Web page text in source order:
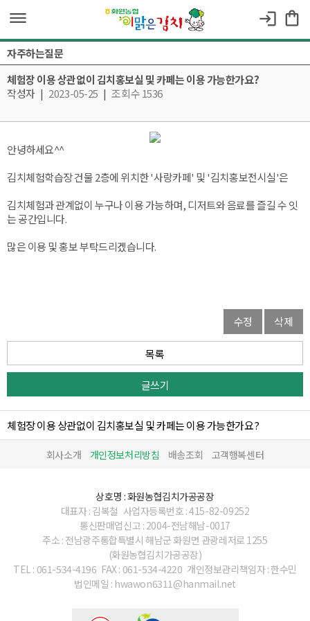
dehaze login shopping_bag
자주하는질문
체험장 이용 상관없이 김치홍보실 및 카페는 이용 가능한가요?
작성자 | 2023-05-25 | 조회수 1536
안녕하세요^^
김치체험학습장 건물 2층에 위치한 '사랑카페' 및 '김치홍보전시실'은
김치체험과 관계없이 누구나 이용 가능하며, 디저트와 음료를 즐길 수 잇
는 공간입니다.
많은 이용 및 홍보 부탁드리겠습니다.
수정 삭제
목록
글쓰기
체험장 이용 상관없이 김치홍보실 및 카페는 이용 가능한가요?
회사소개 개인정보처리방침 배송조회 고객행복센터
상호명 : 화원농협김치가공공장
대표자 : 김복철 사업자등록번호 : 415-82-09252
통신판매업신고 : 2004-전남해남-0017
주소 : 전남광주통합특별시 해남군 화원면 관광레저로 1255
(화원농협김치가공공장)
TEL : 061-534-4196 FAX : 061-534-4220 개인정보관리책임자 : 한수민
법인메일 : hwawon6311@hanmail.net